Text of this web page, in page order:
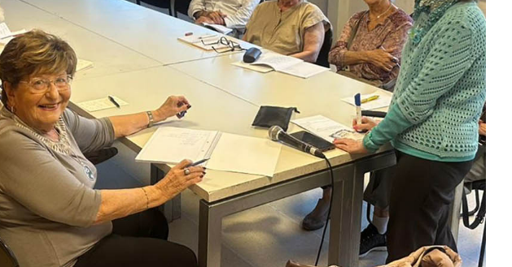
un manantial de
cabalá y vida
18.30 h
Historias entre
bambalinas: La vida, los
secretos y la magia
detrás del Teatro Colón
Jueves 6 de agosto, 18 h